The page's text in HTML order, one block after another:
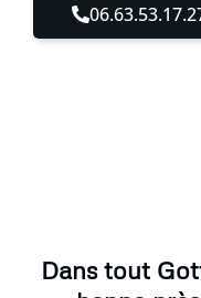
Dans tout